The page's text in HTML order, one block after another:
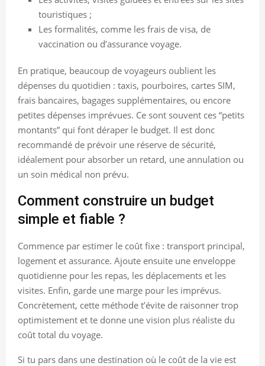
touristiques ;
Les formalités, comme les frais de visa, de
vaccination ou d’assurance voyage.
En pratique, beaucoup de voyageurs oublient les
dépenses du quotidien : taxis, pourboires, cartes SIM,
frais bancaires, bagages supplémentaires, ou encore
petites dépenses imprévues. Ce sont souvent ces “petits
montants” qui font déraper le budget. Il est donc
recommandé de prévoir une réserve de sécurité,
idéalement pour absorber un retard, une annulation ou
un soin médical non prévu.
Comment construire un budget
simple et fiable ?
Commence par estimer le coût fixe : transport principal,
logement et assurance. Ajoute ensuite une enveloppe
quotidienne pour les repas, les déplacements et les
visites. Enfin, garde une marge pour les imprévus.
Concrètement, cette méthode t’évite de raisonner trop
optimistement et te donne une vision plus réaliste du
coût total du voyage.
Si tu pars dans une destination où le coût de la vie est